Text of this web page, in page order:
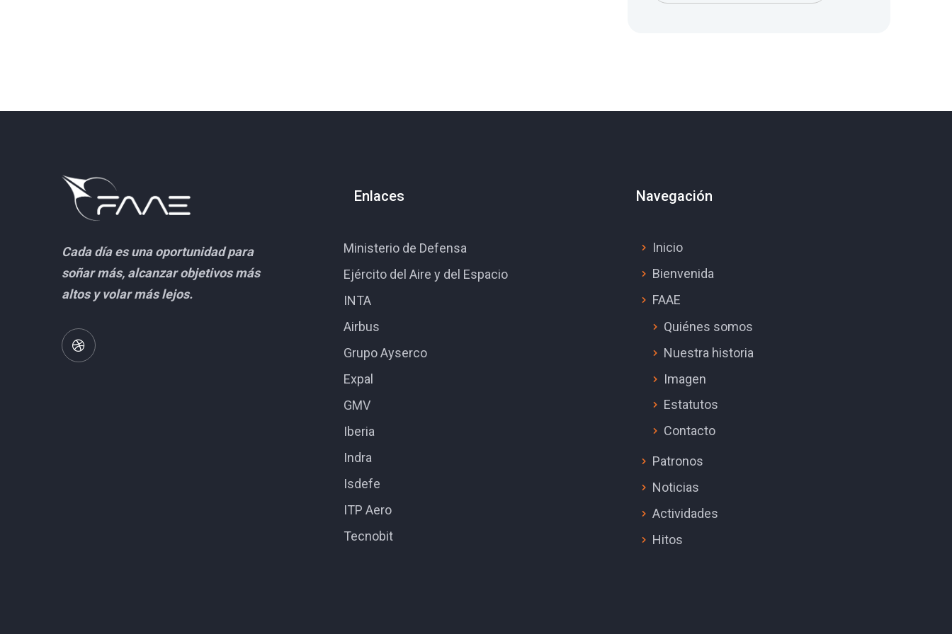
Cada día es una oportunidad para
soñar más, alcanzar objetivos más
altos y volar más lejos.
Enlaces
Ministerio de Defensa
Ejército del Aire y del Espacio
INTA
Airbus
Grupo Ayserco
Expal
GMV
Iberia
Indra
Isdefe
ITP Aero
Tecnobit
Navegación
Inicio
Bienvenida
FAAE
Quiénes somos
Nuestra historia
Imagen
Estatutos
Contacto
Patronos
Noticias
Actividades
Hitos